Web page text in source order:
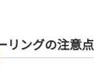
リングの注意点